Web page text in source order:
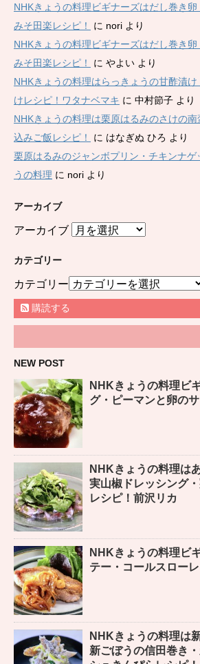
NHKきょうの料理ビギナーズはだし巻き
みそ田楽レシピ！
に nori より
NHKきょうの料理ビギナーズはだし巻き
みそ田楽レシピ！
に やよい より
NHKきょうの料理はらっきょうの甘酢漬
けレシピ！ワタナベマキ に 中村節子 より
NHKきょうの料理は栗原はるみのさけの
込みご飯レシピ！
に はなぎぬ ひろ より
栗原はるみのジャンボプリン・チキンナゲ
うの料理 に nori より
アーカイブ
アーカイブ
カテゴリー
カテゴリー
購読する
NEW POST
NHKきょうの料理ビ
グ・ピーマンと卵の
NHKきょうの料理は
実山椒ドレッシング
レシピ！前沢リカ
NHKきょうの料理ビ
テー・コールスローレ
NHKきょうの料理は
新ごぼうの信田巻き